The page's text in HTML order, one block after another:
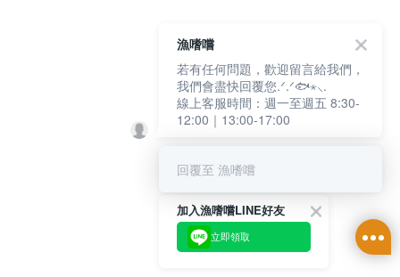
加入漁嗜嚐LINE好友
立即領取
漁嗜嚐
若有任何問題，歡迎留言給我們，
我們會盡快回覆您.ᐟ.ᐟ🐟⋆⸜.
線上客服時間：週一至週五 8:30-
12:00｜13:00-17:00
回覆至 漁嗜嚐